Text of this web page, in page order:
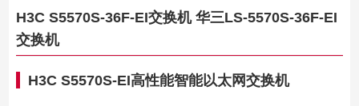
H3C S5570S-36F-EI交换机 华三LS-5570S-36F-EI
交换机
H3C S5570S-EI高性能智能以太网交换机